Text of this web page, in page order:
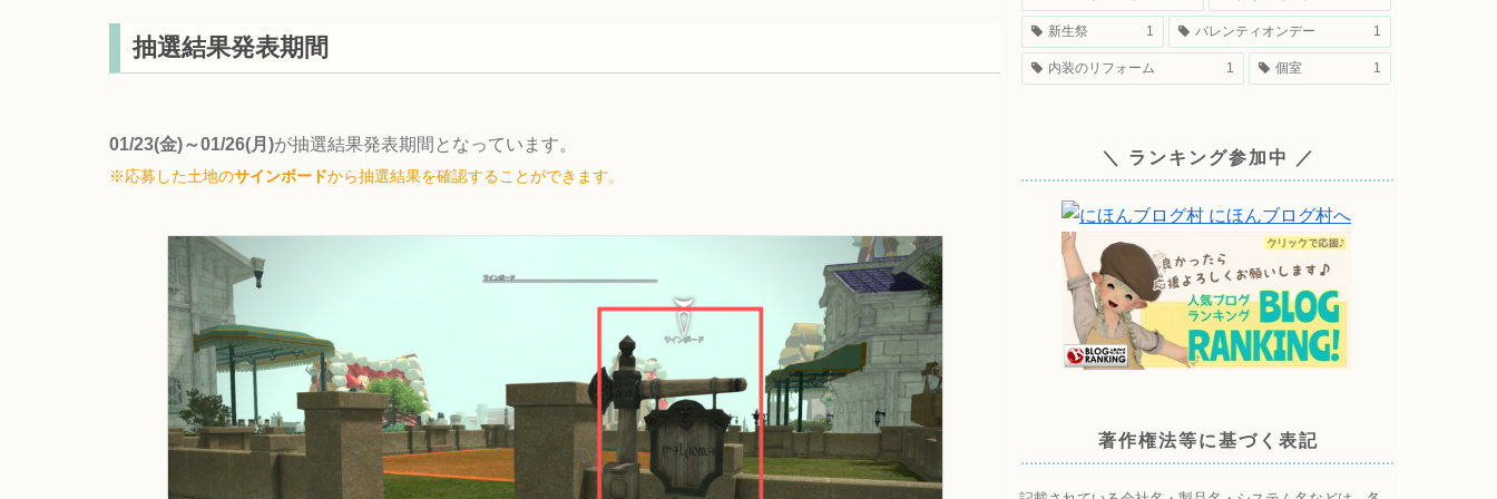
抽選結果発表期間
01/23(金)～01/26(月)が抽選結果発表期間となっています。
※応募した土地のサインボードから抽選結果を確認することができます。
新生祭 1 バレンティオンデー 1
内装のリフォーム 1 個室 1
＼ ランキング参加中 ／
著作権法等に基づく表記